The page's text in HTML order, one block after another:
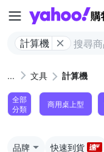
計算機
文具 計算機
全部
分類
商用桌上型
品牌 快速到貨